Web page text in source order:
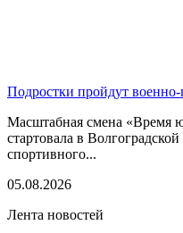
Подростки пройдут
Масштабная смена «Время
стартовала в
спортивного...
05.08.2026
Лента новостей